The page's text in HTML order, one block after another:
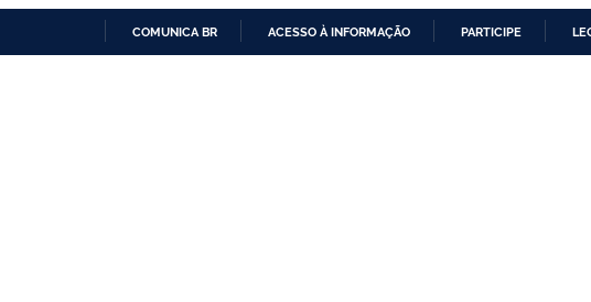
COMUNICA BR ACESSO À INFORMAÇÃO PARTICIPE